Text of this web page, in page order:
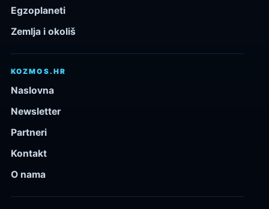
Egzoplaneti
Zemlja i okoliš
KOZMOS.HR
Naslovna
Newsletter
Partneri
Kontakt
O nama